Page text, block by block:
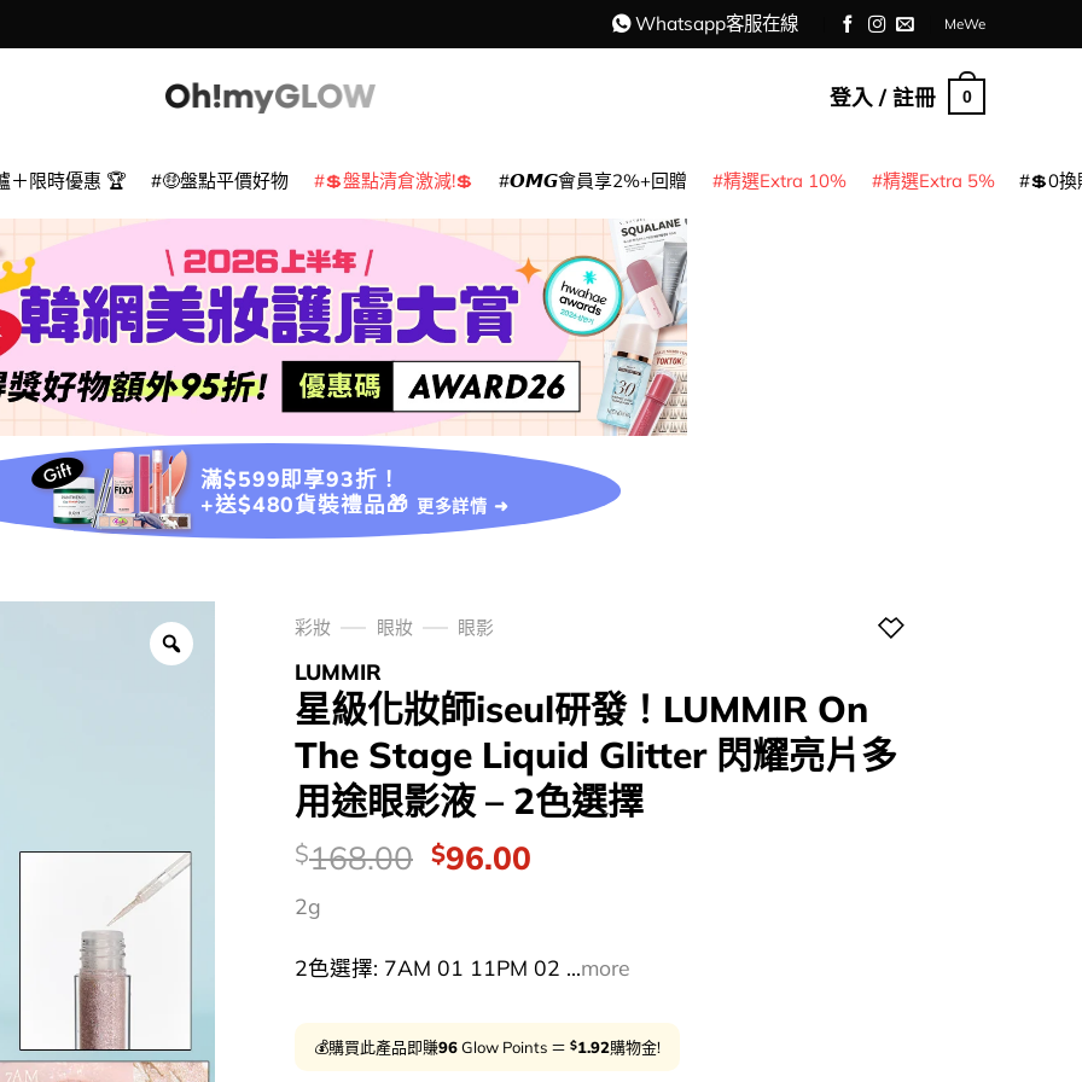
Whatsapp客服在線 MeWe
登入 / 註冊 0
＋限時優惠 🏆 🤑盤點平價好物 💲盤點清倉激減!💲 𝙊𝙈𝙂會員享2%+回贈 精選Extra 10% 精選Extra 5% 💲0換
滿$599即享93折！
+送$480貨裝禮品🎁 更多詳情 ➜
彩妝 眼妝 眼影
LUMMIR
星級化妝師iseul研發！LUMMIR On
The Stage Liquid Glitter 閃耀亮片多
用途眼影液 – 2色選擇
價
$168.00 Original
$168.00.
$96.00Current
$96.00.
2g
2色選擇: 7AM 01 11PM 02 ...more
💰購買此產品即賺96Glow Points ＝ $1.92購物金!